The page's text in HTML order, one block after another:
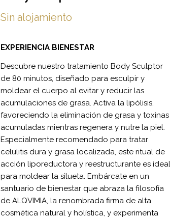
Sin alojamiento
EXPERIENCIA BIENESTAR
Descubre nuestro tratamiento Body Sculptor
de 80 minutos, diseñado para esculpir y
moldear el cuerpo al evitar y reducir las
acumulaciones de grasa. Activa la lipólisis,
favoreciendo la eliminación de grasa y toxinas
acumuladas mientras regenera y nutre la piel.
Especialmente recomendado para tratar
celulitis dura y grasa localizada, este ritual de
acción liporeductora y reestructurante es ideal
para moldear la silueta. Embárcate en un
santuario de bienestar que abraza la filosofía
de ALQVIMIA, la renombrada firma de alta
cosmética natural y holística, y experimenta